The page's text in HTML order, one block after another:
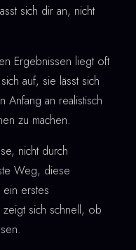
sich dir an, nicht
Ergebnissen liegt oft
auf, sie lässt sich
Anfang an realistisch
zu machen.
nicht durch
Weg, diese
ein erstes
sich schnell, ob